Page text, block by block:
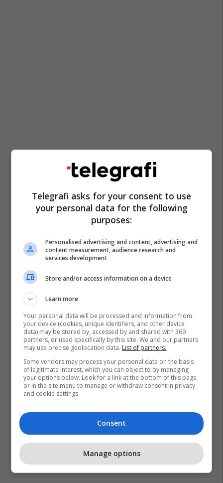
Rahoveci
Telegrafi asks for your consent to use
your personal data for the following
purposes:
Personalised advertising and content, advertising and
content measurement, audience research and
services development
Store and/or access information on a device
Learn more
Your personal data will be processed and information from
your device (cookies, unique identifiers, and other device
data) may be stored by, accessed by and shared with 369
partners, or used specifically by this site. We and our partners
may use precise geolocation data. List of partners.
Some vendors may process your personal data on the basis
of legitimate interest, which you can object to by managing
your options below. Look for a link at the bottom of this page
or in the site menu to manage or withdraw consent in privacy
and cookie settings.
Consent
Manage options